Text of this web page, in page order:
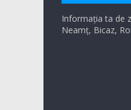
Informația ta de
Neamț, Bicaz,